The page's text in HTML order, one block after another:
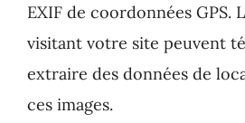
EXIF de coordonnées GPS.
visitant votre site peuvent
extraire des données de
ces images.